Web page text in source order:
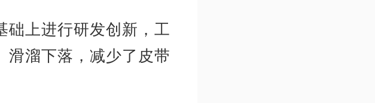
础上进行研发创新，工
滑溜下落，减少了皮带